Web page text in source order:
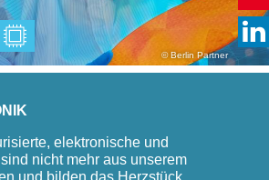
© Berlin Partner
elektronische und
nicht mehr aus unserem
und bilden das Herzstück